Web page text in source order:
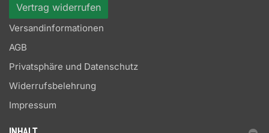
Vertrag widerrufen
Versandinformationen
AGB
Privatsphäre und Datenschutz
Widerrufsbelehrung
Impressum